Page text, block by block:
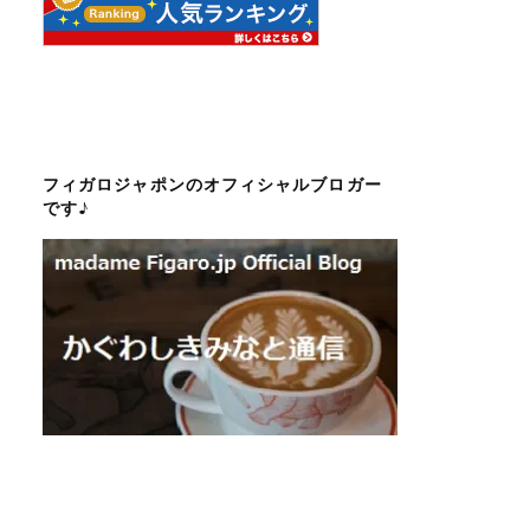
フィガロジャポンのオフィシャルブロガー
です♪